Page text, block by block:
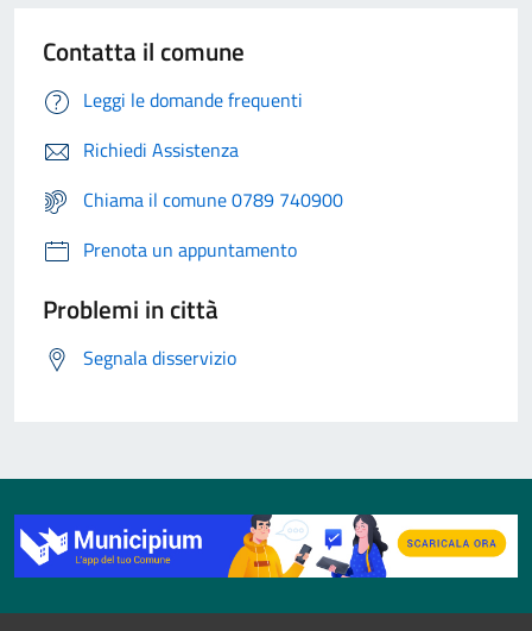
Contatta il comune
Leggi le domande frequenti
Richiedi Assistenza
Chiama il comune 0789 740900
Prenota un appuntamento
Problemi in città
Segnala disservizio